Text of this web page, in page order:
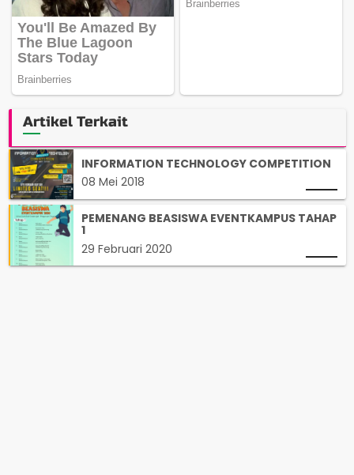
Artikel Terkait
INFORMATION TECHNOLOGY COMPETITION
08 Mei 2018
PEMENANG BEASISWA EVENTKAMPUS TAHAP
1
29 Februari 2020